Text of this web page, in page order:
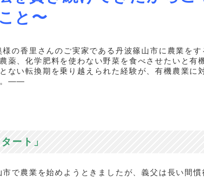
と〜
様の香里さんのご実家である丹波篠山市に農業を
薬、化学肥料を使わない野菜を食べさせたいと有
ない転換期を乗り越えられた経験が、有機農業に
。——
ート」
で農業を始めようときましたが、義父は長い間慣